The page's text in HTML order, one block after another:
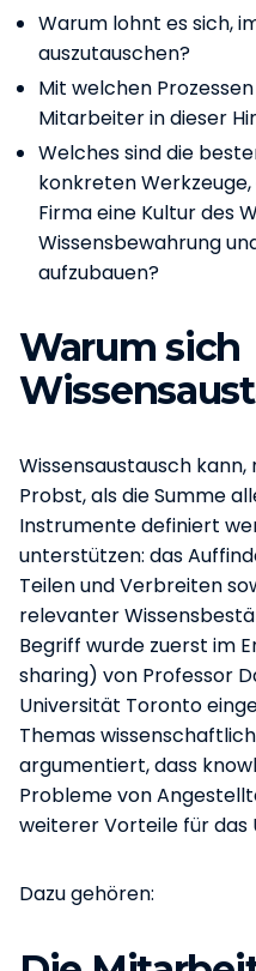
Warum lohnt es sich,
auszutauschen?
Mit welchen
Mitarbeiter in dieser
Welches sind die
konkreten
Firma eine Kultur des
Wissensbewahrung
aufzubauen?
Warum sich
Wissensaustausch
Probst, als die Summe
Instrumente definiert
unterstützen: das
Teilen und Verbreiten
relevanter
Begriff wurde zuerst im
sharing) von Professor
Universität Toronto
Themas
argumentiert, dass
Probleme von
weiterer Vorteile für
Dazu gehören: